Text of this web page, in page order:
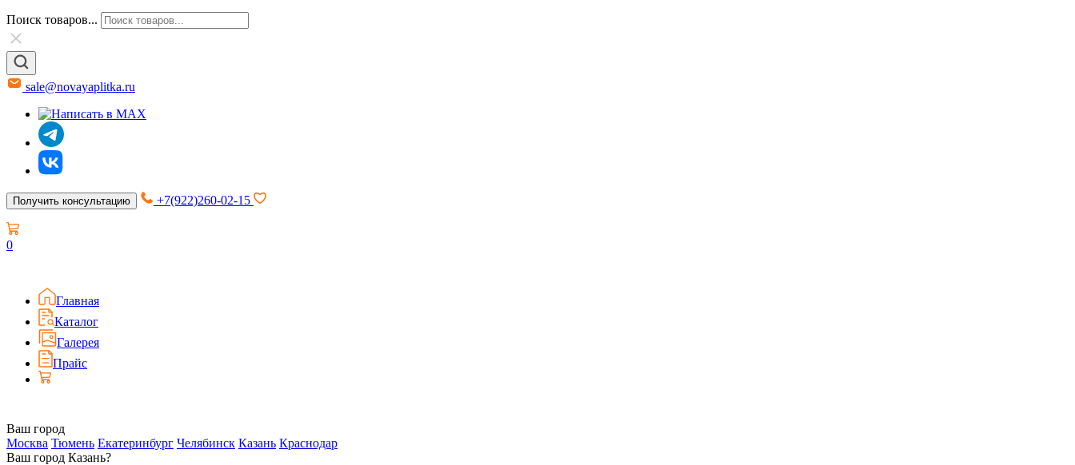
Поиск товаров...
sale@novayaplitka.ru
Получить консультацию +7(922)260-02-15
0
Главная
Каталог
Галерея
Прайс
Ваш город
Москва Тюмень Екатеринбург Челябинск Казань Краснодар
Ваш город Казань?